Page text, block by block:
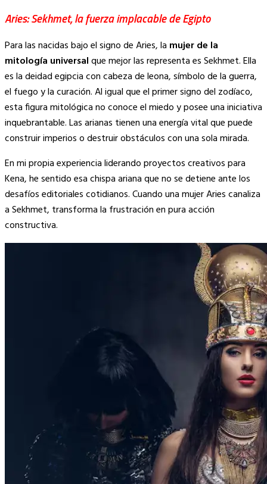
Aries: Sekhmet, la fuerza implacable de Egipto
Para las nacidas bajo el signo de Aries, la mujer de la
mitología universalque mejor las representa es Sekhmet. Ella
es la deidad egipcia con cabeza de leona, símbolo de la guerra,
el fuego y la curación. Al igual que el primer signo del zodíaco,
esta figura mitológica no conoce el miedo y posee una iniciativa
inquebrantable. Las arianas tienen una energía vital que puede
construir imperios o destruir obstáculos con una sola mirada.
En mi propia experiencia liderando proyectos creativos para
Kena, he sentido esa chispa ariana que no se detiene ante los
desafíos editoriales cotidianos. Cuando una mujer Aries canaliza
a Sekhmet, transforma la frustración en pura acción
constructiva.